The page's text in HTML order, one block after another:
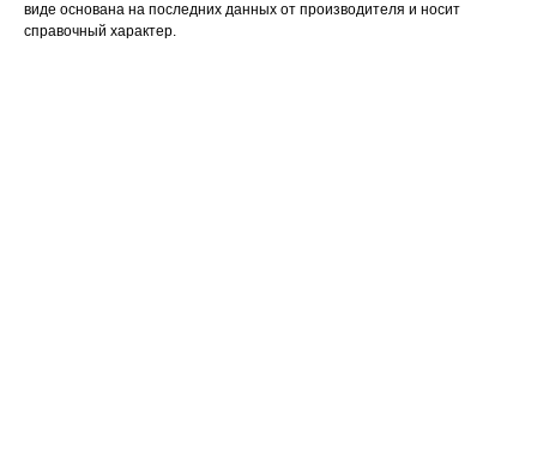
виде основана на последних данных от производителя и носит
справочный характер.